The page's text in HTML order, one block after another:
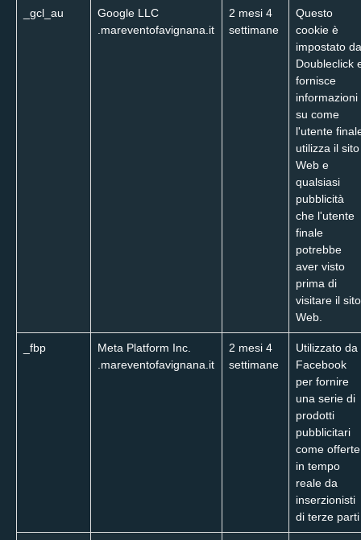
_gcl_au
Google LLC
.mareventofavignana.it
2 mesi 4
settimane
Questo
cookie è
impostato da
Doubleclick
fornisce
informazioni
su come
l'utente
utilizza il sito
Web e
qualsiasi
pubblicità
che l'utente
finale
potrebbe
aver visto
prima di
visitare il sito
Web.
_fbp
Meta Platform Inc.
.mareventofavignana.it
2 mesi 4
settimane
Utilizzato da
Facebook
per fornire
una serie di
prodotti
pubblicitari
come offerte
in tempo
reale da
inserzionisti
di terze parti